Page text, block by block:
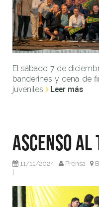
El sábado 7 de
banderines y cena de
juveniles
Leer más
Ascenso al
11/11/2024 Prensa